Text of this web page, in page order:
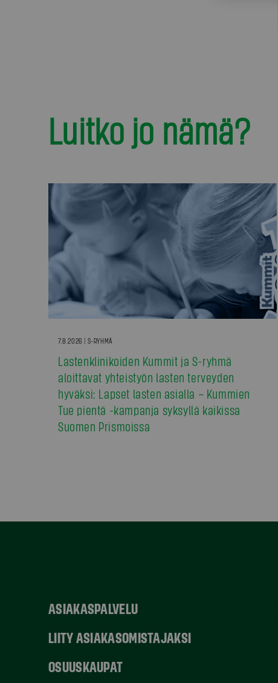
Luitko jo nämä?
7.8.2026 | S-RYHMÄ
Lastenklinikoiden Kummit ja S-ryhmä
aloittavat yhteistyön lasten terveyden
hyväksi: Lapset lasten asialla – Kummien
Tue pientä -kampanja syksyllä kaikissa
Suomen Prismoissa
ASIAKASPALVELU
LIITY ASIAKASOMISTAJAKSI
OSUUSKAUPAT